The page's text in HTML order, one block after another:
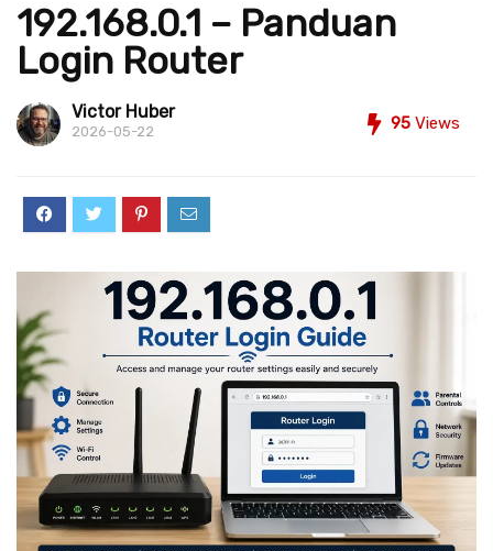
192.168.0.1 – Panduan
Login Router
Victor Huber
2026-05-22 95 Views